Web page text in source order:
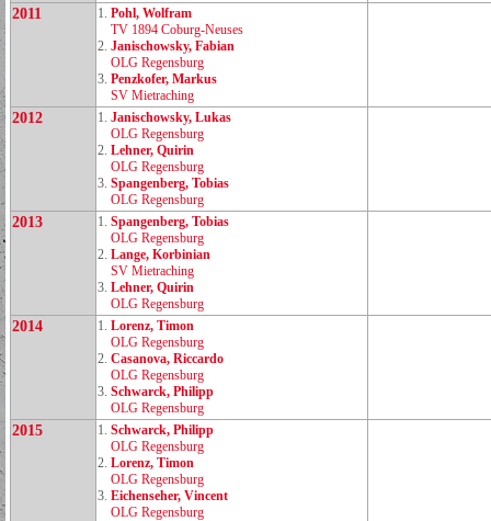
2011 1. Pohl, Wolfram
TV 1894 Coburg‑Neuses
2. Janischowsky, Fabian
OLG Regensburg
3. Penzkofer, Markus
SV Mietraching
2012 1. Janischowsky, Lukas
OLG Regensburg
2. Lehner, Quirin
OLG Regensburg
3. Spangenberg, Tobias
OLG Regensburg
2013 1. Spangenberg, Tobias
OLG Regensburg
2. Lange, Korbinian
SV Mietraching
3. Lehner, Quirin
OLG Regensburg
2014 1. Lorenz, Timon
OLG Regensburg
2. Casanova, Riccardo
OLG Regensburg
3. Schwarck, Philipp
OLG Regensburg
2015 1. Schwarck, Philipp
OLG Regensburg
2. Lorenz, Timon
OLG Regensburg
3. Eichenseher, Vincent
OLG Regensburg